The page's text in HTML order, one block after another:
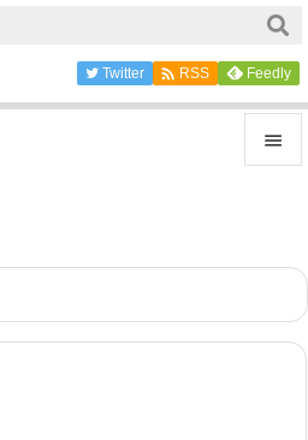

サイド

前へ
Twitter  RSS Feedly